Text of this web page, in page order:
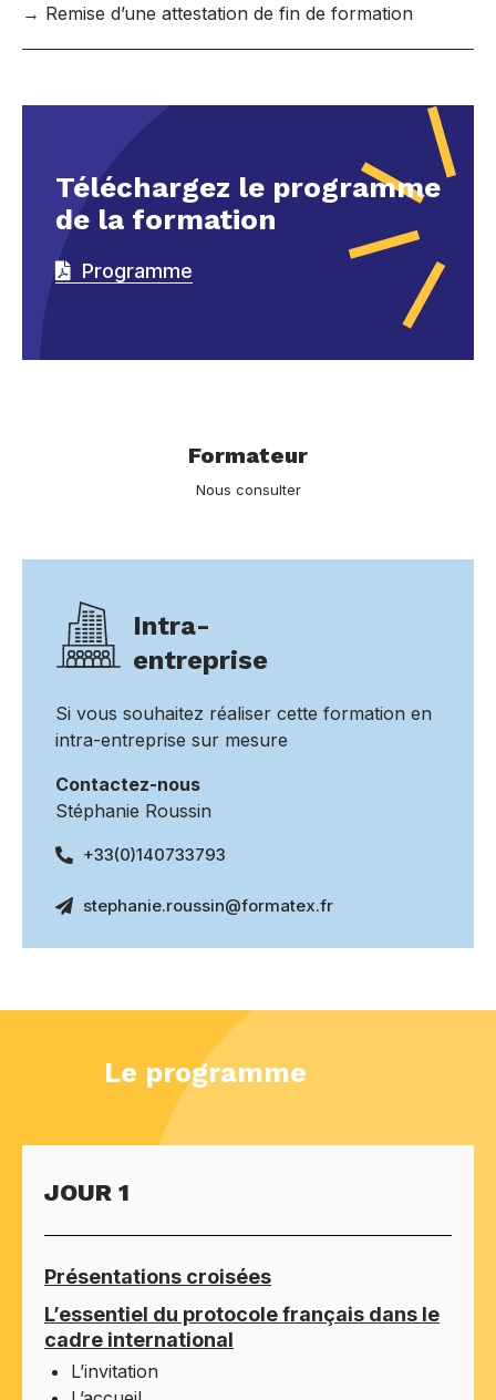
→ Remise d’une attestation de fin de formation
Téléchargez le programme
de la formation
Programme
Formateur
Nous consulter
Intra-
entreprise
Si vous souhaitez réaliser cette formation en
intra-entreprise sur mesure
Contactez-nous
Stéphanie Roussin
+33(0)140733793
stephanie.roussin@formatex.fr
Le programme
JOUR 1
Présentations croisées
L’essentiel du protocole français dans le
cadre international
L’invitation